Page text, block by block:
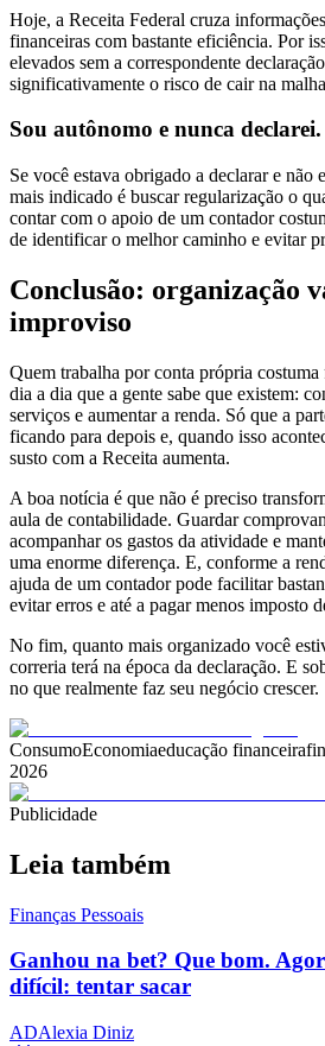
Hoje, a Receita Federal cruza
financeiras com bastante eficiência. Por
elevados sem a correspondente
significativamente o risco de cair na
Sou autônomo e nunca
Se você estava obrigado a declarar e não
mais indicado é buscar regularização o
contar com o apoio de um contador
de identificar o melhor caminho e evitar
Conclusão: organização
improviso
Quem trabalha por conta própria
dia a dia que a gente sabe que existem:
serviços e aumentar a renda. Só que a
ficando para depois e, quando isso
susto com a Receita aumenta.
A boa notícia é que não é preciso
aula de contabilidade. Guardar
acompanhar os gastos da atividade e
uma enorme diferença. E, conforme a
ajuda de um contador pode facilitar
evitar erros e até a pagar menos imposto
No fim, quanto mais organizado você
correria terá na época da declaração. E
no que realmente faz seu negócio crescer.
ConsumoEconomiaeducação financeira
2026
Publicidade
Leia também
Finanças Pessoais
Ganhou na bet? Que bom.
difícil: tentar sacar
ADAlexia Diniz